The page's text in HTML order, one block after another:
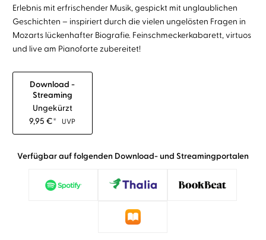
Erlebnis mit erfrischender Musik, gespickt mit unglaublichen
Geschichten – inspiriert durch die vielen ungelösten Fragen in
Mozarts lückenhafter Biografie. Feinschmeckerkabarett, virtuos
und live am Pianoforte zubereitet!
Download -
Streaming
Ungekürzt
9,95€* UVP
Verfügbar auf folgenden Download- und Streamingportalen